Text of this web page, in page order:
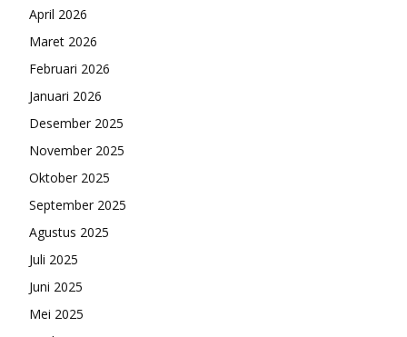
April 2026
Maret 2026
Februari 2026
Januari 2026
Desember 2025
November 2025
Oktober 2025
September 2025
Agustus 2025
Juli 2025
Juni 2025
Mei 2025